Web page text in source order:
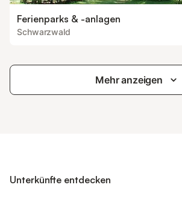
Ferienparks & -anlagen
Schwarzwald
Mehr anzeigen
Unterkünfte entdecken